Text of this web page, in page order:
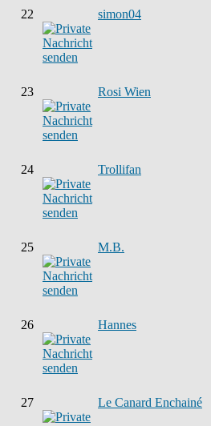
22 simon04
23 Rosi Wien
24 Trollifan
25 M.B.
26 Hannes
27 Le Canard Enchainé